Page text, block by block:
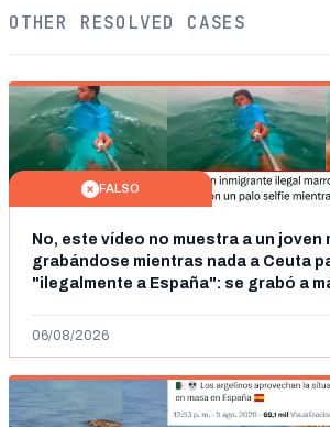
OTHER RESOLVED CASES
FALSO
No, este vídeo no muestra a un joven
grabándose mientras nada a Ceuta
"ilegalmente a España": se grabó a
06/08/2026